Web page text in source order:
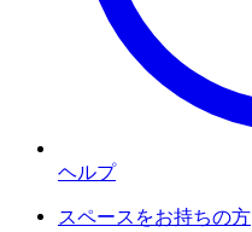
ヘルプ
スペースをお持ちの方